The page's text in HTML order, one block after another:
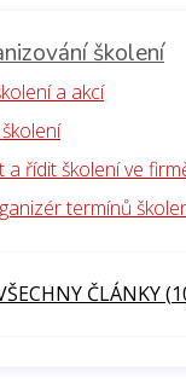
školení
a akcí
a řídit školení ve
termínů
ČLÁNKY